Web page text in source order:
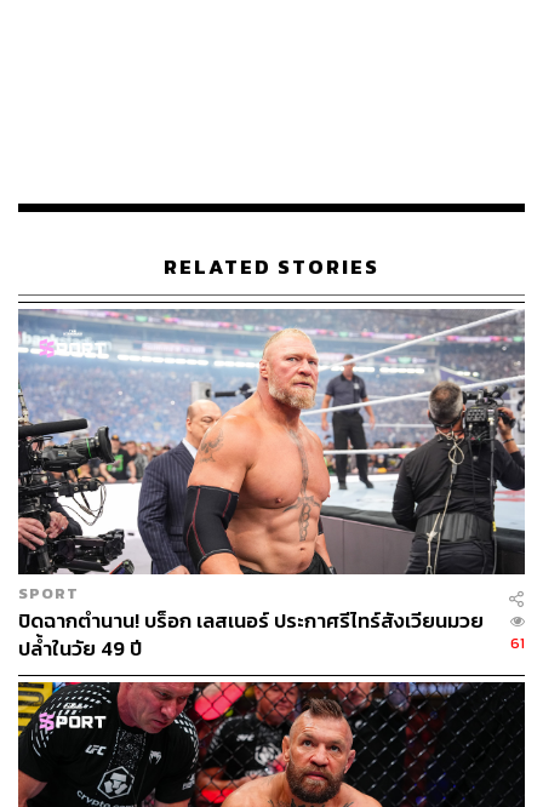
ทั้งร่างกายและจิตใจ ไฟต์นี้สำคัญกับฉันมากค่ะ ฉันพร้อม
สุดๆ
ในฐานะแชมป์ คุณมีมุมมองกับอเล็กซาที่เป็นผู้ท้าชิง
อย่างไร?
ฉันคิดว่าอเล็กซาเป็นคู่ต่อสู้ที่แข็งแกร่งค่ะ เธอเป็นนักสู้ที่ดี นั่น
คือเหตุผลว่าทำไมเธอถึงมาอยู่ตรงนี้ มาเป็นคู่แข่งแย่งแชมป์
ของฉัน นี่คือการแข่งขันที่สำคัญในระดับสูงสุด แต่ไม่สำคัญ
ว่าคู่แข่งของฉันจะแข็งแกร่งแค่ไหน ทุกครั้งฉันจะพยายาม
ทำให้ดีกว่าให้ได้ เป้าหมายของฉันคือการเป็นแชมป์เสมอค่ะ
แล้วมีเรื่องไหนที่ต้องระวังเป็นพิเศษไหม ในการต่อ
ยกับอเล็กซา?
จริงๆ ก็ทั้งหมดเลยนะคะ เพราะว่านี่คือ MMA เธอเป็นคนที่
RELATED STORIES
SPORT
ปิดฉากตำนาน! บร็อก เลสเนอร์ ประกาศรีไทร์สังเวียนมวย
ปล้ำในวัย 49 ปี
61